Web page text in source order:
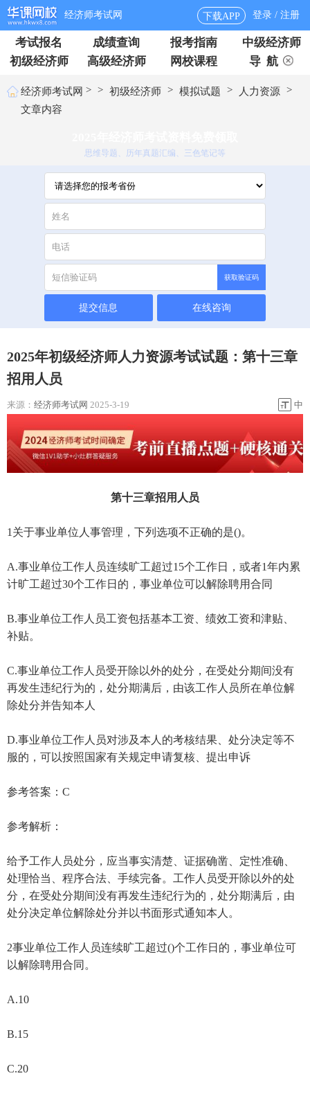
经济师考试网 下载APP 登录 / 注册
考试报名 成绩查询 报考指南
中级经济师
初级经济师
高级经济师 网校课程 导 航
经济师考试网 > > 初级经济师 > 模拟试题 > 人力资源 >
文章内容
思维导题、历年真题汇编、三色笔记等
获取验证码
提交信息 在线咨询
2025年初级经济师人力资源考试试题：第十三章
招用人员
来源： 经济师考试网 2025-3-19 中
第十三章招用人员
1关于事业单位人事管理，下列选项不正确的是()。
A.事业单位工作人员连续旷工超过15个工作日，或者1年内累
计旷工超过30个工作日的，事业单位可以解除聘用合同
B.事业单位工作人员工资包括基本工资、绩效工资和津贴、
补贴。
C.事业单位工作人员受开除以外的处分，在受处分期间没有
再发生违纪行为的，处分期满后，由该工作人员所在单位解
除处分并告知本人
D.事业单位工作人员对涉及本人的考核结果、处分决定等不
服的，可以按照国家有关规定申请复核、提出申诉
参考答案：C
参考解析：
给予工作人员处分，应当事实清楚、证据确凿、定性准确、
处理恰当、程序合法、手续完备。工作人员受开除以外的处
分，在受处分期间没有再发生违纪行为的，处分期满后，由
处分决定单位解除处分并以书面形式通知本人。
2事业单位工作人员连续旷工超过()个工作日的，事业单位可
以解除聘用合同。
A.10
B.15
C.20